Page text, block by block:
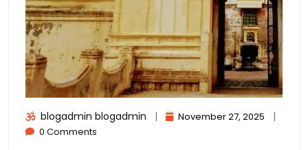
blogadmin blogadmin | November 27, 2025 |
0 Comments